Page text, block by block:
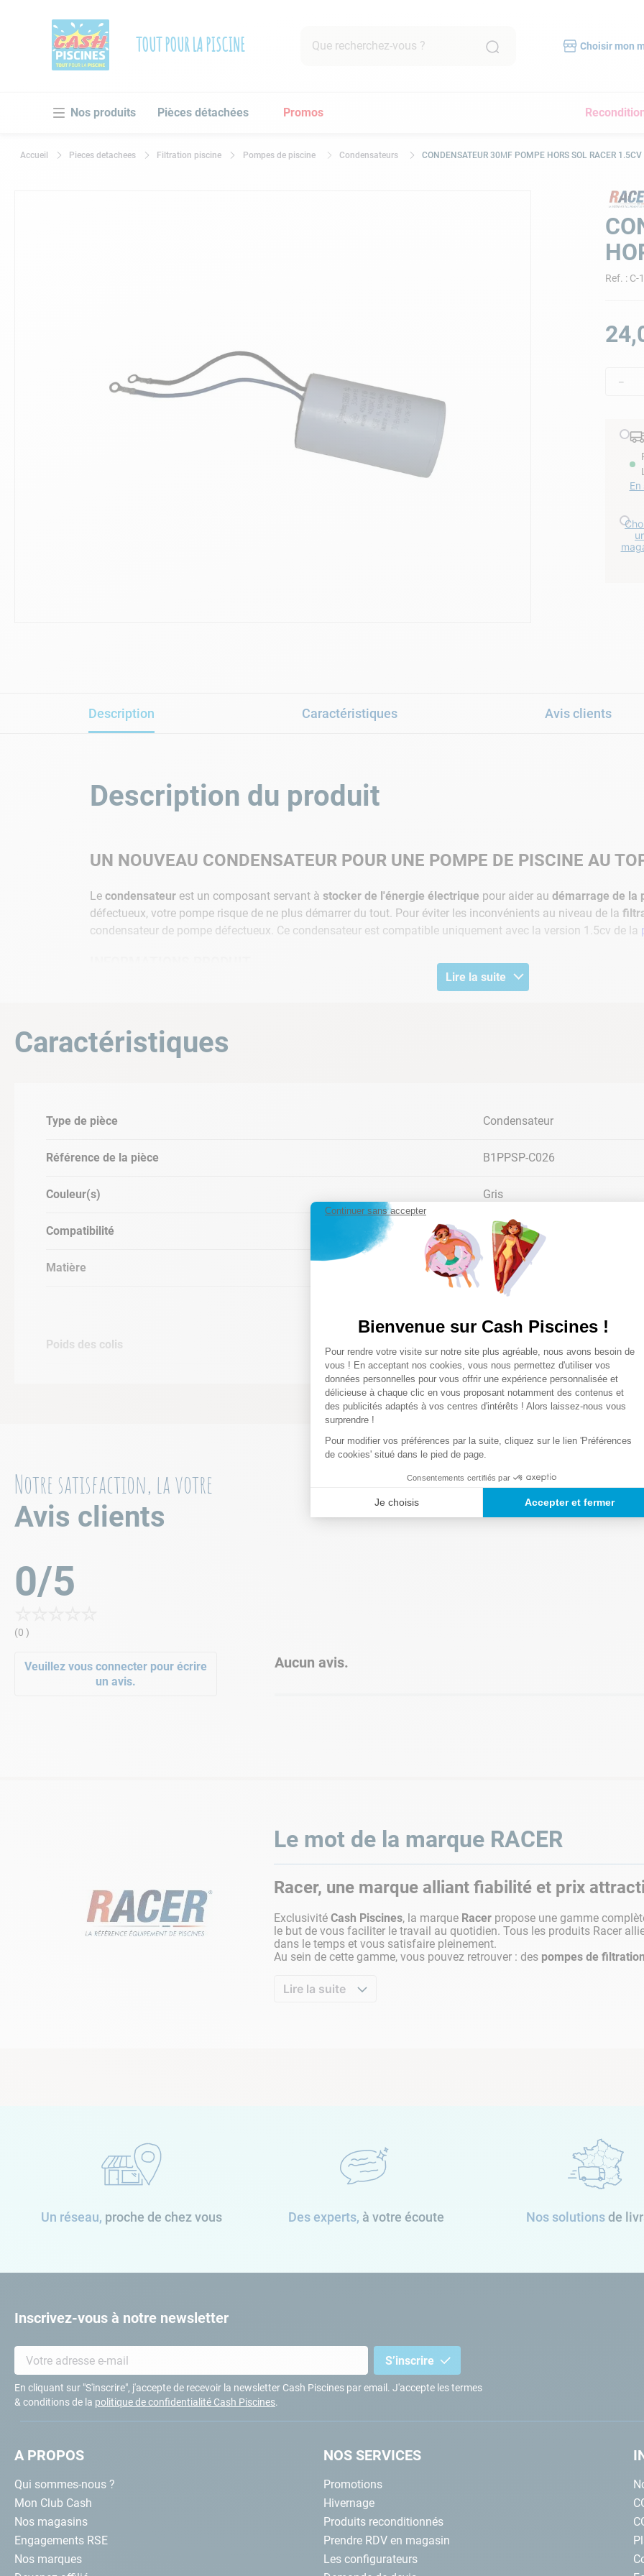
TOUT POUR LA PISCINE Choisir mon
Pièces détachées Promos
Pieces detachees Filtration piscine Pompes de piscine Condensateurs CONDENSATEUR 30ΜF POMPE HORS SOL RACER 1.5CV
Ref. : C-
24,
－
Description Caractéristiques Avis clients
Description du produit
UN NOUVEAU CONDENSATEUR POUR UNE POMPE DE PISCINE AU
Le condensateur est un composant servant à stocker de l'énergie électrique pour aider au démarrage de la
défectueux, votre pompe risque de ne plus démarrer du tout. Pour éviter les inconvénients au niveau de la
condensateur de pompe défectueux. Ce condensateur est compatible uniquement avec la version 1.5cv de la
Lire la suite
Caractéristiques
Lire la suite
Type de pièce Condensateur
Référence de la pièce B1PPSP-C026
Couleur(s) Gris
Compatibilité Compatible uniquement avec
Matière Acier
Poids des colis 0,1 Kg
Notre satisfaction, la votre
Avis clients
0/5
(0 )
Veuillez vous connecter pour écrire
un avis.
Aucun avis.
Le mot de la marque RACER
Racer, une marque alliant fiabilité et prix
Exclusivité Cash Piscines, la marque Racer propose une gamme
le but de vous faciliter le travail au quotidien. Tous les produits Racer
dans le temps et vous satisfaire pleinement.
Au sein de cette gamme, vous pouvez retrouver : des pompes de filtration
Lire la suite
Un réseau, proche de chez vous Des experts, à votre écoute Nos solutionsde
Inscrivez-vous à notre newsletter
S’inscrire
En cliquant sur "S'inscrire", j'accepte de recevoir la newsletter Cash Piscines par email. J'accepte les termes
& conditions de la politique de confidentialité Cash Piscines.
A PROPOS
Qui sommes-nous ?
Mon Club Cash
Nos magasins
Engagements RSE
Nos marques
NOS SERVICES
Promotions
Hivernage
Produits reconditionnés
Prendre RDV en magasin
Les configurateurs
1.
pompe filtration piscine
Continuer sans accepter
Bienvenue sur Cash Piscines !
Plateforme de Gestion du
Pour rendre votre visite sur notre site plus agréable, nous avons besoin de
vous ! En acceptant nos cookies, vous nous permettez d'utiliser vos
données personnelles pour vous offrir une expérience personnalisée et
délicieuse à chaque clic en vous proposant notamment des contenus et
des publicités adaptés à vos centres d'intérêts ! Alors laissez-nous vous
surprendre !
Pour modifier vos préférences par la suite, cliquez sur le lien 'Préférences
de cookies' situé dans le pied de page.
Consentements certifiés par
Je choisis Accepter et fermer
Axeptio consent